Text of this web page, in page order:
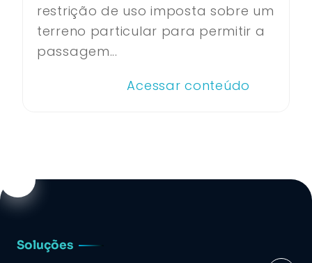
restrição de uso imposta sobre um
terreno particular para permitir a
passagem...
Acessar conteúdo
Soluções